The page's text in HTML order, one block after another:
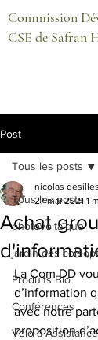
Commission
CSE de Safran
Post
Tous les posts
photovoltaïque
jardin des
Produits Bio
Conférences
Vélo à
Tous les posts
Achat
nicolas desilles
27 mai 2021 1
La Com DD
d’information
avec notre
proposition